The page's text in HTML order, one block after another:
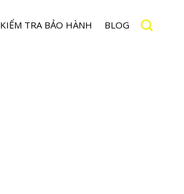
KIỂM TRA BẢO HÀNH BLOG